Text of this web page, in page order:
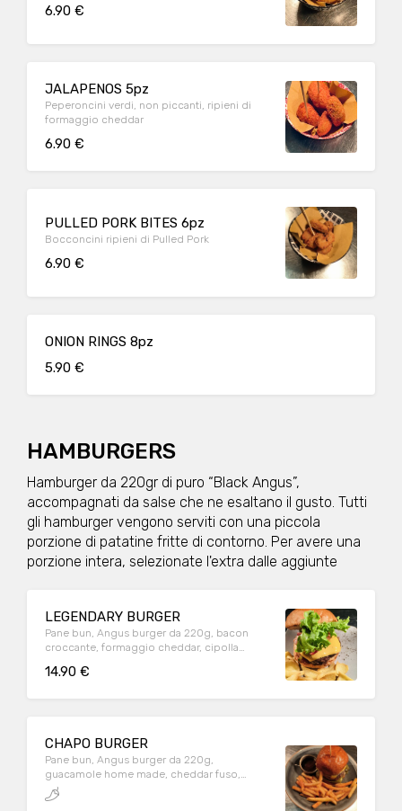
6.90 €
JALAPENOS 5pz
Peperoncini verdi, non piccanti, ripieni di
formaggio cheddar
6.90 €
PULLED PORK BITES 6pz
Bocconcini ripieni di Pulled Pork
6.90 €
ONION RINGS 8pz
5.90 €
HAMBURGERS
Hamburger da 220gr di puro “Black Angus”,
accompagnati da salse che ne esaltano il gusto. Tutti
gli hamburger vengono serviti con una piccola
porzione di patatine fritte di contorno. Per avere una
porzione intera, selezionate l'extra dalle aggiunte
LEGENDARY BURGER
Pane bun, Angus burger da 220g, bacon
croccante, formaggio cheddar, cipolla
14.90 €
CHAPO BURGER
Pane bun, Angus burger da 220g,
guacamole home made, cheddar fuso,
tabasco al jalapeno, cipolla grigliata,
peperoni grigliati e sbriciolata di nachos.